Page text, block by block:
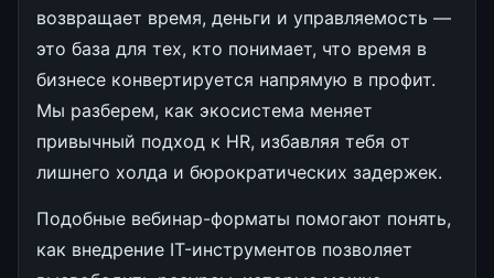
возвращает время, деньги и управляемость —
это база для тех, кто понимает, что время в
бизнесе конвертируется напрямую в профит.
Мы разберем, как экосистема меняет
привычный подход к HR, избавляя тебя от
лишнего холда и бюрократических задержек.
Подобные вебинар-форматы помогают понять,
как внедрение IT-инструментов позволяет